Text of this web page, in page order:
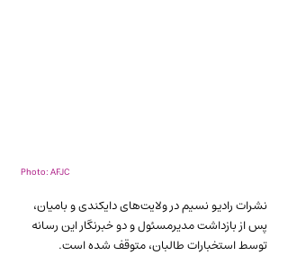
Photo: AFJC
نشرات رادیو نسیم در ولایت‌های دایکندی و بامیان،
پس از بازداشت مدیرمسئول و دو خبرنگار این رسانه
توسط استخبارات طالبان، متوقف شده‌ است.